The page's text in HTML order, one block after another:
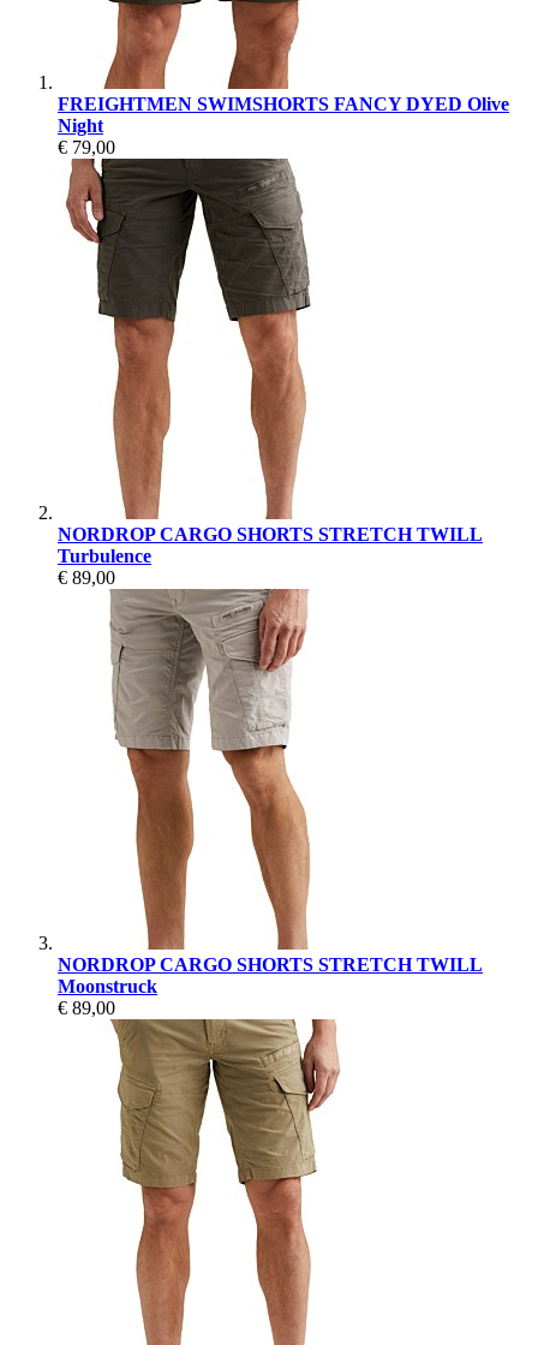
FREIGHTMEN SWIMSHORTS FANCY DYED Olive
Night
€ 79,00
NORDROP CARGO SHORTS STRETCH TWILL
Turbulence
€ 89,00
NORDROP CARGO SHORTS STRETCH TWILL
Moonstruck
€ 89,00